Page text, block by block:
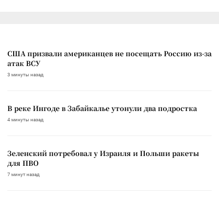
США призвали американцев не посещать Россию из-за
атак ВСУ
3 минуты назад
В реке Ингоде в Забайкалье утонули два подростка
4 минуты назад
Зеленский потребовал у Израиля и Польши ракеты
для ПВО
7 минут назад